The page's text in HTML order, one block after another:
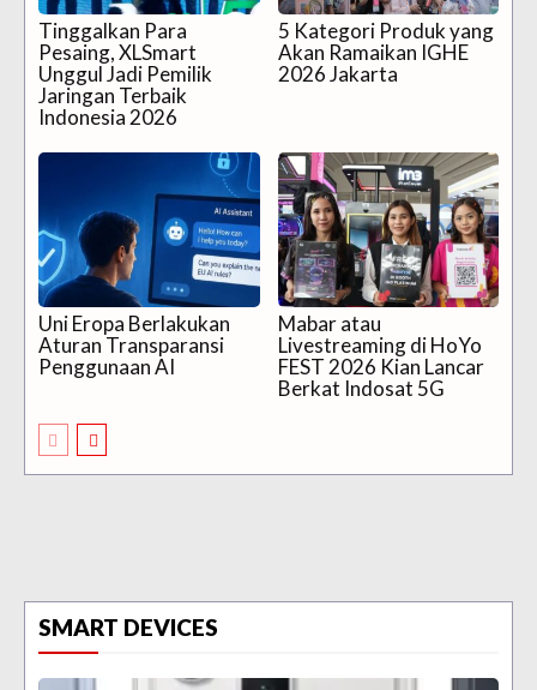
Tinggalkan Para
Pesaing, XLSmart
Unggul Jadi Pemilik
Jaringan Terbaik
Indonesia 2026
5 Kategori Produk yang
Akan Ramaikan IGHE
2026 Jakarta
Uni Eropa Berlakukan
Aturan Transparansi
Penggunaan AI
Mabar atau
Livestreaming di HoYo
FEST 2026 Kian Lancar
Berkat Indosat 5G
SMART DEVICES